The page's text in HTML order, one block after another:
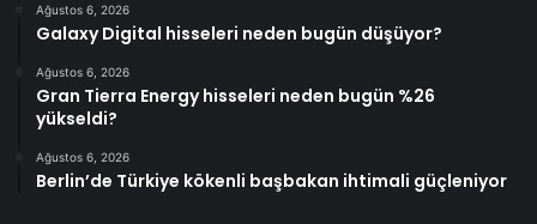
Ağustos 6, 2026
Galaxy Digital hisseleri neden bugün düşüyor?
Ağustos 6, 2026
Gran Tierra Energy hisseleri neden bugün %26
yükseldi?
Ağustos 6, 2026
Berlin’de Türkiye kökenli başbakan ihtimali güçleniyor